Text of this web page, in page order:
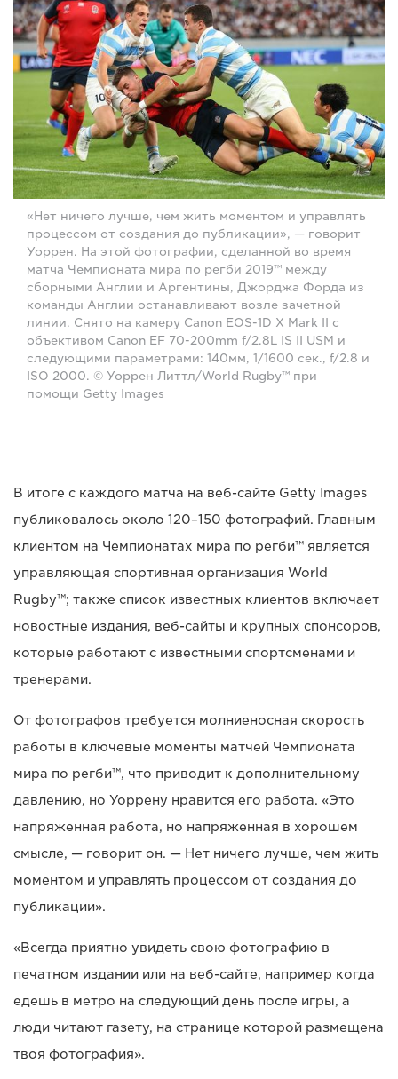
«Нет ничего лучше, чем жить моментом и управлять
процессом от создания до публикации», — говорит
Уоррен. На этой фотографии, сделанной во время
матча Чемпионата мира по регби 2019™ между
сборными Англии и Аргентины, Джорджа Форда из
команды Англии останавливают возле зачетной
линии. Снято на камеру Canon EOS-1D X Mark II с
объективом Canon EF 70-200mm f/2.8L IS II USM и
следующими параметрами: 140мм, 1/1600 сек., f/2.8 и
ISO 2000. © Уоррен Литтл/World Rugby™ при
помощи Getty Images
В итоге с каждого матча на веб-сайте Getty Images
публиковалось около 120–150 фотографий. Главным
клиентом на Чемпионатах мира по регби™ является
управляющая спортивная организация World
Rugby™; также список известных клиентов включает
новостные издания, веб-сайты и крупных спонсоров,
которые работают с известными спортсменами и
тренерами.
От фотографов требуется молниеносная скорость
работы в ключевые моменты матчей Чемпионата
мира по регби™, что приводит к дополнительному
давлению, но Уоррену нравится его работа. «Это
напряженная работа, но напряженная в хорошем
смысле, — говорит он. — Нет ничего лучше, чем жить
моментом и управлять процессом от создания до
публикации».
«Всегда приятно увидеть свою фотографию в
печатном издании или на веб-сайте, например когда
едешь в метро на следующий день после игры, а
люди читают газету, на странице которой размещена
твоя фотография».